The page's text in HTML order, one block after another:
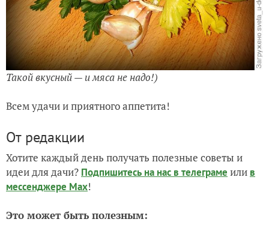
Такой вкусный — и мяса не надо!)
Всем удачи и приятного аппетита!
От редакции
Хотите каждый день получать полезные советы и
идеи для дачи? Подпишитесь на нас в телеграме или в
мессенджере Max!
Это может быть полезным: